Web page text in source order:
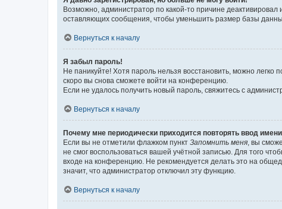
Возможно, администратор по какой-то причине
оставляющих сообщения, чтобы уменьшить размер базы
Вернуться к началу
Я забыл пароль!
Не паникуйте! Хотя пароль нельзя восстановить, можно
скоро вы снова сможете войти на конференцию.
Если не удалось получить новый пароль, свяжитесь с
Вернуться к началу
Почему мне периодически приходится повторять ввод
Если вы не отметили флажком пункт Запомнить меня, вы
не смог воспользоваться вашей учётной записью. Для того
входе на конференцию. Не рекомендуется делать это на
значит, что администратор отключил эту функцию.
Вернуться к началу